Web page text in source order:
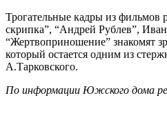
Трогательные кадры из фильмов
скрипка”, “Андрей Рублев”,
“Жертвоприношение” знакомят
который остается одним из
А.Тарковского.
По информации Южского дома